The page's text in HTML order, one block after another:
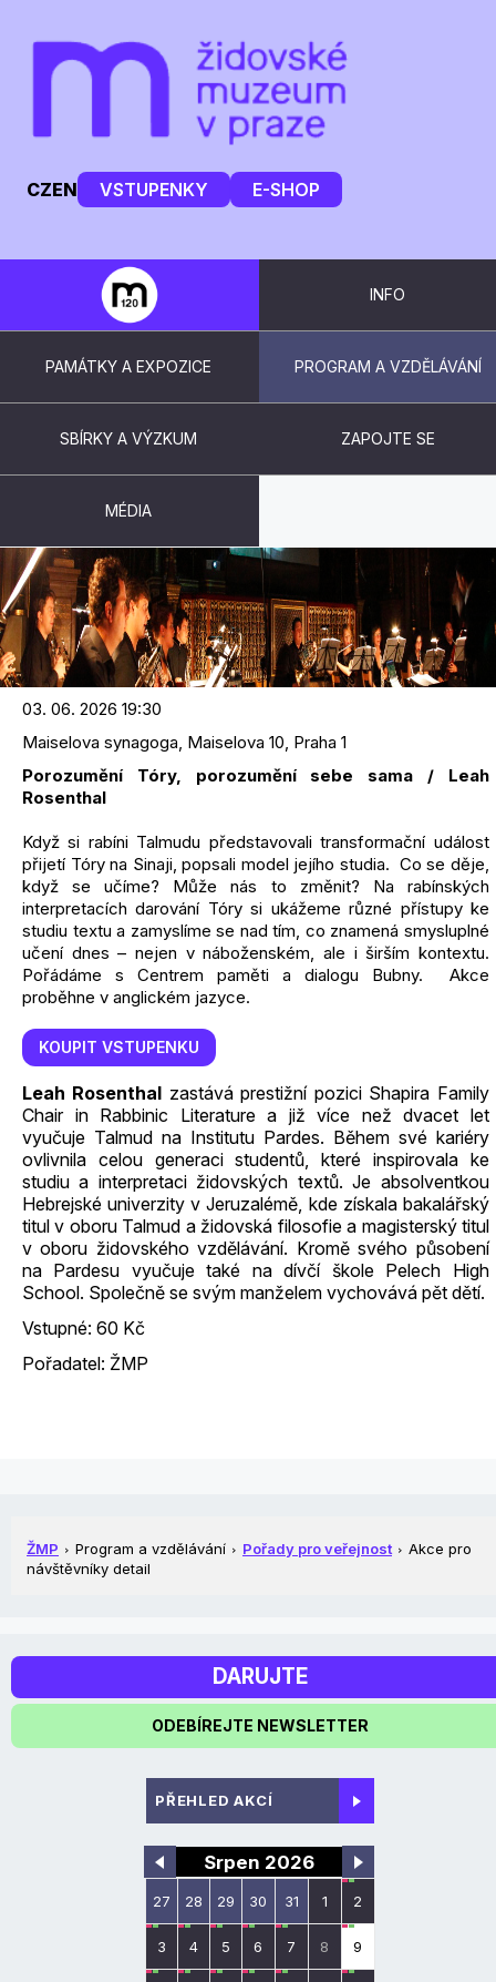
CZEN VSTUPENKY E-SHOP
INFO
PAMÁTKY A EXPOZICE PROGRAM A VZDĚLÁVÁNÍ
SBÍRKY A VÝZKUM ZAPOJTE SE
MÉDIA
PARDES POP UP BEIT MIDRASH
03. 06. 2026 19:30
Maiselova synagoga, Maiselova 10, Praha 1
Porozumění Tóry, porozumění sebe sama / Leah
Rosenthal
Když si rabíni Talmudu představovali transformační událost
přijetí Tóry na Sinaji, popsali model jejího studia. Co se děje,
když se učíme? Může nás to změnit? Na rabínských
interpretacích darování Tóry si ukážeme různé přístupy ke
studiu textu a zamyslíme se nad tím, co znamená smysluplné
učení dnes – nejen v náboženském, ale i širším kontextu.
Pořádáme s Centrem paměti a dialogu Bubny. Akce
proběhne v anglickém jazyce.
KOUPIT VSTUPENKU
Leah Rosenthal zastává prestižní pozici Shapira Family
Chair in Rabbinic Literature a již více než dvacet let
vyučuje Talmud na Institutu Pardes. Během své kariéry
ovlivnila celou generaci studentů, které inspirovala ke
studiu a interpretaci židovských textů. Je absolventkou
Hebrejské univerzity v Jeruzalémě, kde získala bakalářský
titul v oboru Talmud a židovská filosofie a magisterský titul
v oboru židovského vzdělávání. Kromě svého působení
na Pardesu vyučuje také na dívčí škole Pelech High
School. Společně se svým manželem vychovává pět dětí.
Vstupné: 60 Kč
Pořadatel: ŽMP
ŽMP Program a vzdělávání Pořady pro veřejnost
Akce pro
návštěvníky detail
DARUJTE
ODEBÍREJTE NEWSLETTER
PŘEHLED AKCÍ
Srpen 2026
27 28 29 30 31 1 2
3 4 5 6 7 8 9